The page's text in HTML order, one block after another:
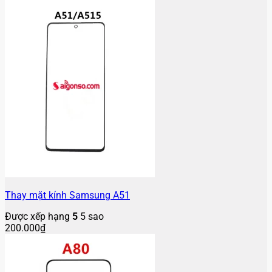
Thay mặt kính Samsung A51
Được xếp hạng 5 5 sao
200.000₫